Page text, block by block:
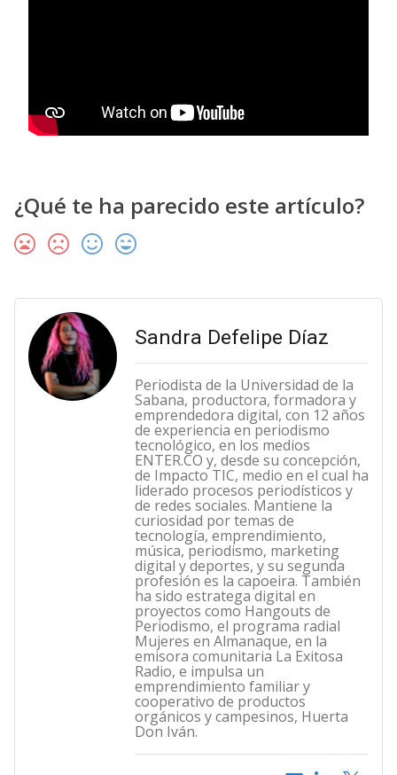
¿Qué te ha parecido este artículo?
Sandra Defelipe Díaz
Periodista de la Universidad de la
Sabana, productora, formadora y
emprendedora digital, con 12 años
de experiencia en periodismo
tecnológico, en los medios
ENTER.CO y, desde su concepción,
de Impacto TIC, medio en el cual ha
liderado procesos periodísticos y
de redes sociales. Mantiene la
curiosidad por temas de
tecnología, emprendimiento,
música, periodismo, marketing
digital y deportes, y su segunda
profesión es la capoeira. También
ha sido estratega digital en
proyectos como Hangouts de
Periodismo, el programa radial
Mujeres en Almanaque, en la
emisora comunitaria La Exitosa
Radio, e impulsa un
emprendimiento familiar y
cooperativo de productos
orgánicos y campesinos, Huerta
Don Iván.